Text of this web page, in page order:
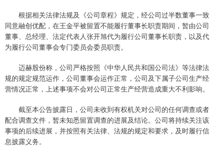
根据相关法律法规及《公司章程》规定，经公司过半数董事一致
同意融创优配，在王金平被留置不能履行董事长职责期间，暂由公司
董事、总经理、法定代表人张开旭代为履行公司董事长职责，以及代
为履行公司董事会专门委员会委员职责。
迈赫股份称，公司严格按照《中华人民共和国公司法》等法律法
规的规定规范运作，公司董事会运作正常，公司及下属子公司生产经
营情况正常，上述事项不会对公司正常生产经营造成重大不利影响。
截至本公告披露日，公司未收到有权机关对公司的任何调查或者
配合调查文件，暂未知悉留置调查的进展及结论。公司将持续关注该
事项的后续进展，并按照有关法律、法规的规定和要求，及时履行信
息披露义务。